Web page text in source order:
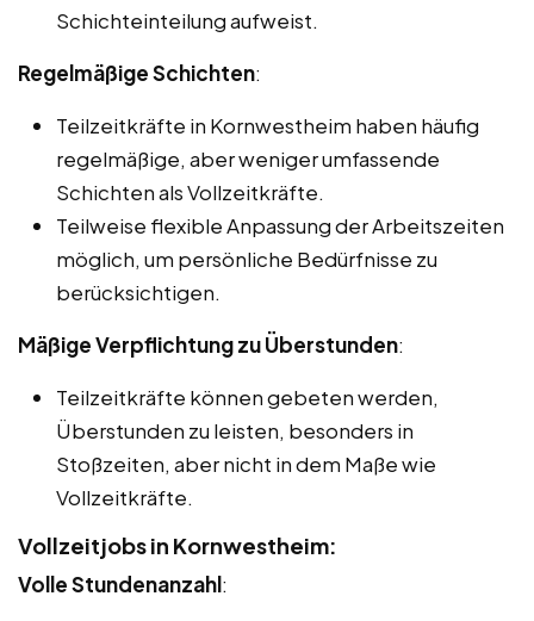
Schichteinteilung aufweist.
Regelmäßige Schichten:
Teilzeitkräfte in Kornwestheim haben häufig
regelmäßige, aber weniger umfassende
Schichten als Vollzeitkräfte.
Teilweise flexible Anpassung der Arbeitszeiten
möglich, um persönliche Bedürfnisse zu
berücksichtigen.
Mäßige Verpflichtung zu Überstunden:
Teilzeitkräfte können gebeten werden,
Überstunden zu leisten, besonders in
Stoßzeiten, aber nicht in dem Maße wie
Vollzeitkräfte.
Vollzeitjobs in Kornwestheim:
Volle Stundenanzahl: